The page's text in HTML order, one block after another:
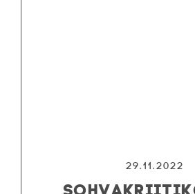
29.11.2022